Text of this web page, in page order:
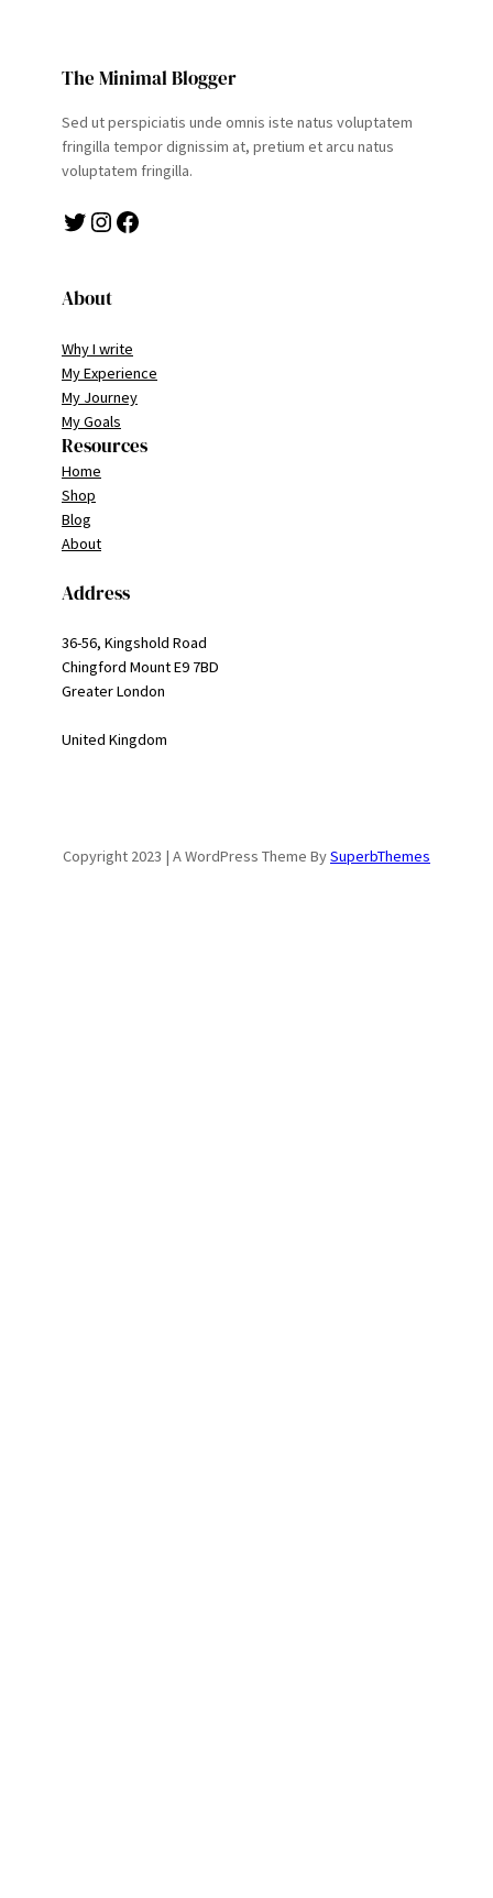
The Minimal Blogger
Sed ut perspiciatis unde omnis iste natus voluptatem
fringilla tempor dignissim at, pretium et arcu natus
voluptatem fringilla.
Twitter Instagram Facebook
About
Why I write
My Experience
My Journey
My Goals
Resources
Home
Shop
Blog
About
Address
36-56, Kingshold Road
Chingford Mount E9 7BD
Greater London
United Kingdom
Copyright 2023 | A WordPress Theme BySuperbThemes